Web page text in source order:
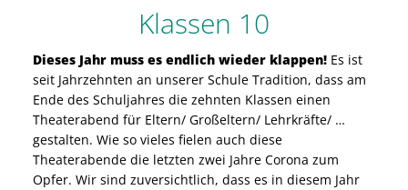
Klassen 10
Dieses Jahr muss es endlich wieder klappen! Es ist
seit Jahrzehnten an unserer Schule Tradition, dass am
Ende des Schuljahres die zehnten Klassen einen
Theaterabend für Eltern/ Großeltern/ Lehrkräfte/ …
gestalten. Wie so vieles fielen auch diese
Theaterabende die letzten zwei Jahre Corona zum
Opfer. Wir sind zuversichtlich, dass es in diesem Jahr